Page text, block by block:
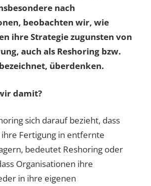
nach
beobachten wir, wie
ihre Strategie zugunsten von
auch als Reshoring bzw.
überdenken.
damit?
sich darauf bezieht, dass
Fertigung in entfernte
bedeutet Reshoring oder
Organisationen ihre
in ihre eigenen